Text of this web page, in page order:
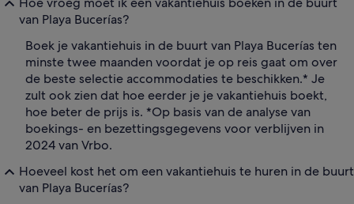
van Playa Bucerías?
Boek je vakantiehuis in de buurt van Playa Bucerías ten
minste twee maanden voordat je op reis gaat om over
de beste selectie accommodaties te beschikken.* Je
zult ook zien dat hoe eerder je je vakantiehuis boekt,
hoe beter de prijs is. *Op basis van de analyse van
boekings- en bezettingsgegevens voor verblijven in
2024 van Vrbo.
Hoeveel kost het om een vakantiehuis te huren in de buurt
van Playa Bucerías?